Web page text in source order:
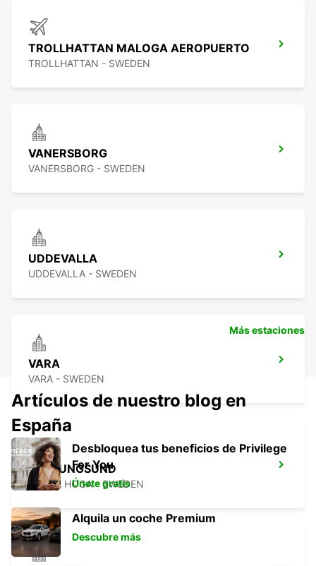
TROLLHATTAN MALOGA AEROPUERTO
TROLLHATTAN - SWEDEN
VANERSBORG
VANERSBORG - SWEDEN
UDDEVALLA
UDDEVALLA - SWEDEN
VARA
VARA - SWEDEN
STENUNGSUND
STORA HOGA - SWEDEN
Más estaciones
Artículos de nuestro blog en
España
Desbloquea tus beneficios de Privilege
For You
Únete gratis
Alquila un coche Premium
Descubre más